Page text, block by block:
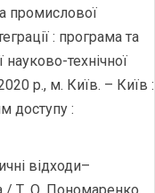
промислової
: програма та
науково-технічної
р., м. Київ. – Київ :
доступу :
відходи–